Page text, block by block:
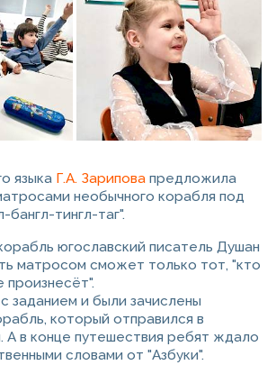
языка Г.А. Зарипова предложила
необычного корабля под
бангл-тингл-таг".
югославский писатель Душан
матросом сможет только тот, "кто
произнесёт".
заданием и были зачислены
который отправился в
А в конце путешествия ребят ждало
словами от "Азбуки".